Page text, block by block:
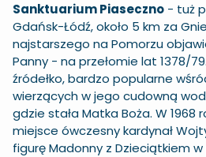
Sanktuarium Piaseczno - tuż
Gdańsk-Łódź, około 5 km za
najstarszego na Pomorzu
Panny - na przełomie lat 1378/
źródełko, bardzo popularne
wierzących w jego cudowną
gdzie stała Matka Boża. W 1968
miejsce ówczesny kardynał
figurę Madonny z Dzieciątkiem